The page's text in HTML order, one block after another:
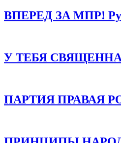
ВПЕРЕД ЗА МПР!
У ТЕБЯ СВЯЩЕННАЯ
ПАРТИЯ ПРАВАЯ